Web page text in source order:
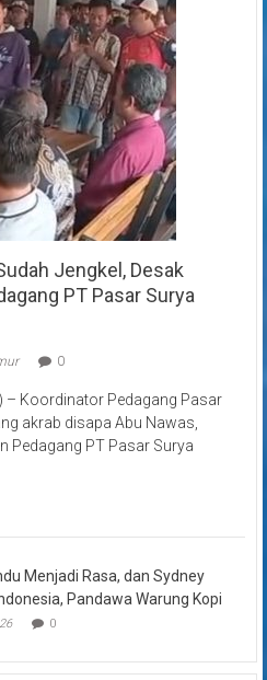
Jengkel, Desak
PT Pasar Surya
0
– Koordinator Pedagang Pasar
akrab disapa Abu Nawas,
Pedagang PT Pasar Surya
Menjadi Rasa, dan Sydney
Pandawa Warung Kopi
0